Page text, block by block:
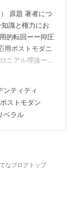
原題 著者につ
識と権力にお
的転回ーー抑圧
用ポストモダニ
ニアル理論ーー
論とインターセ
種差別を終わ
ンダー研究ーー
究ーー支援グル
会正義」の研…
ンティティ
ポストモダン
ベラル
なブログトップ